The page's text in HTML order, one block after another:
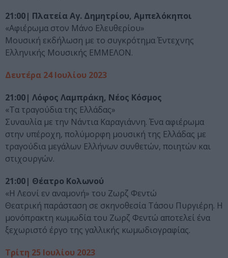
21:00| Πλατεία Αγ. Δημητρίου, Αμπελόκηποι
«Αφιέρωμα στον Μάνο Ελευθερίου»
Μουσική εκδήλωση με το συγκρότημα Έντεχνης
Ελληνικής Μουσικής ΕΜΜΕΛΟΝ.
Δευτέρα 24 Ιουλίου 2023
21:00| Λόφος Λαμπράκη, Νέος Κόσμος
«Τα τραγούδια της Ελλάδας»
Συναυλία με την Νάντια Καραγιάννη. Ένα αφιέρωμα
στην υπέροχη, πολύμορφη μουσική της Ελλάδας με
τραγούδια μεγάλων Ελλήνων συνθετών, ποιητών και
στιχουργών.
21:00| Θέατρο Κολωνού
«Η Λεονί εν αναμονή» του Ζωρζ Φεντώ
Θεατρική παράσταση σε σκηνοθεσία Τάσου Πυργιέρη. Η
μονόπρακτη κωμωδία του Ζωρζ Φεντώ αποτελεί ένα
ξεχωριστό έργο της γαλλικής κωμωδιογραφίας.
Τρίτη 25 Ιουλίου 2023